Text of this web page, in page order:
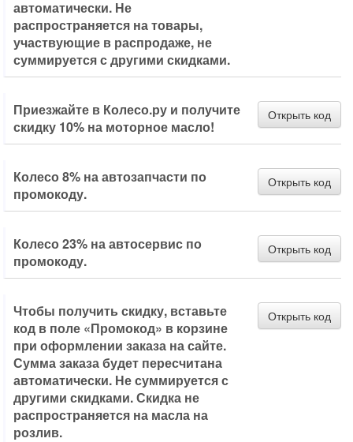
автоматически. Не
распространяется на товары,
участвующие в распродаже, не
суммируется с другими скидками.
Приезжайте в Колесо.ру и получите
скидку 10% на моторное масло!
Открыть код
Колесо 8% на автозапчасти по
промокоду.
Открыть код
Колесо 23% на автосервис по
промокоду.
Открыть код
Чтобы получить скидку, вставьте
код в поле «Промокод» в корзине
при оформлении заказа на сайте.
Сумма заказа будет пересчитана
автоматически. Не суммируется с
другими скидками. Скидка не
распространяется на масла на
розлив.
Открыть код